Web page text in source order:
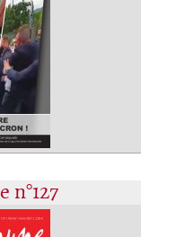
n°127